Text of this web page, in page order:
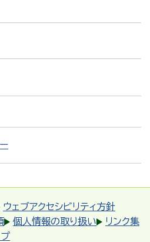
ウェブアクセシビリティ方針
個人情報の取り扱い
リンク集
プ